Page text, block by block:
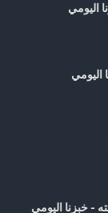
اليومي
اليومي
- خبزنا اليومي